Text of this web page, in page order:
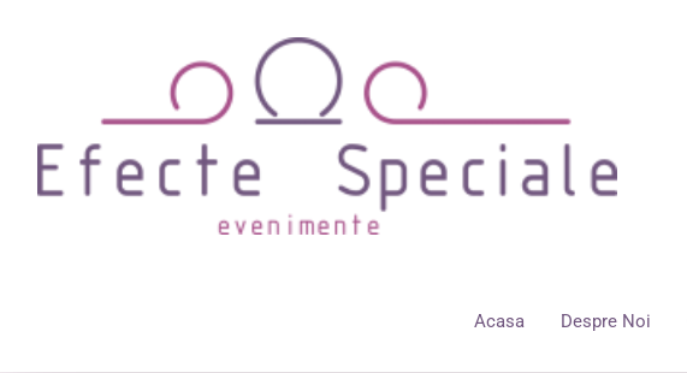
Acasa Despre Noi